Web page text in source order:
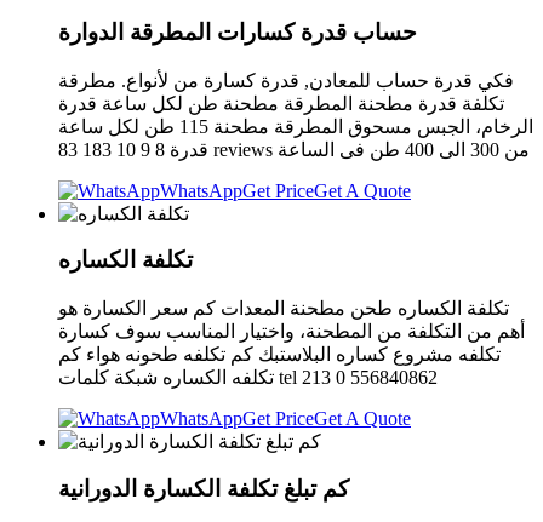
حساب قدرة كسارات المطرقة الدوارة
فكي قدرة حساب للمعادن, قدرة كسارة من لأنواع. مطرقة
تكلفة قدرة مطحنة المطرقة مطحنة طن لكل ساعة قدرة
الرخام، الجبس مسحوق المطرقة مطحنة 115 طن لكل ساعة
قدرة 8 9 10 183 83 reviews من 300 الى 400 طن فى الساعة
WhatsAppGet PriceGet A Quote
تكلفة الكساره
تكلفة الكساره طحن مطحنة المعدات كم سعر الكسارة هو
أهم من التكلفة من المطحنة، واختيار المناسب سوف كسارة
تكلفه مشروع كساره البلاستبك كم تكلفه طحونه هواء كم
تكلفه الكساره شبكة كلمات tel 213 0 556840862
WhatsAppGet PriceGet A Quote
كم تبلغ تكلفة الكسارة الدورانية